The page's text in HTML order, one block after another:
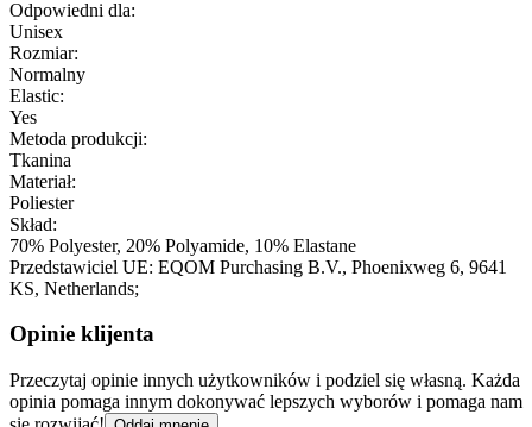
Odpowiedni dla:
Unisex
Rozmiar:
Normalny
Elastic:
Yes
Metoda produkcji:
Tkanina
Materiał:
Poliester
Skład:
70% Polyester, 20% Polyamide, 10% Elastane
Przedstawiciel UE: EQOM Purchasing B.V., Phoenixweg 6, 9641
KS, Netherlands;
Opinie klijenta
Przeczytaj opinie innych użytkowników i podziel się własną. Każda
opinia pomaga innym dokonywać lepszych wyborów i pomaga nam